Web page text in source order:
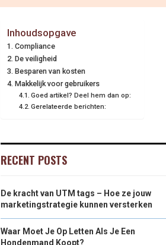
Inhoudsopgave
Compliance
De veiligheid
Besparen van kosten
Makkelijk voor gebruikers
Goed artikel? Deel hem dan op:
Gerelateerde berichten:
RECENT POSTS
De kracht van UTM tags – Hoe ze jouw
marketingstrategie kunnen versterken
Waar Moet Je Op Letten Als Je Een
Hondenmand Koopt?